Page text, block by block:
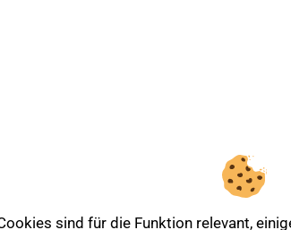
sind für die Funktion relevant,